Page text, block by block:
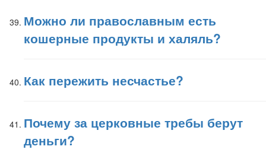
Можно ли православным есть
кошерные продукты и халяль?
Как пережить несчастье?
Почему за церковные требы берут
деньги?